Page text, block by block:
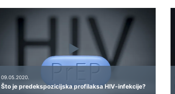
09.05.2020.
Što je predekspozicijska profilaksa HIV-infekcije?